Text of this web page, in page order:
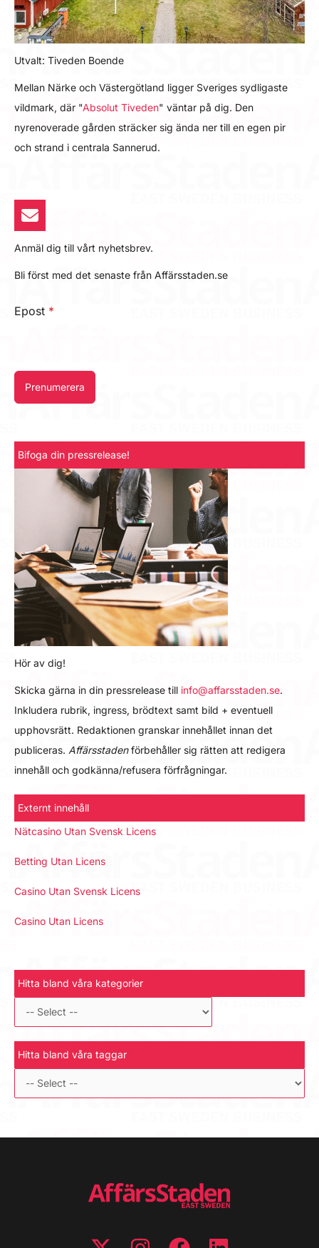
Utvalt: Tiveden Boende
Mellan Närke och Västergötland ligger Sveriges sydligaste
vildmark, där "Absolut Tiveden" väntar på dig. Den
nyrenoverade gården sträcker sig ända ner till en egen pir
och strand i centrala Sannerud.
Anmäl dig till vårt nyhetsbrev.
Bli först med det senaste från Affärsstaden.se
Epost *
Prenumerera
Bifoga din pressrelease!
Hör av dig!
Skicka gärna in din pressrelease till info@affarsstaden.se.
Inkludera rubrik, ingress, brödtext samt bild + eventuell
upphovsrätt. Redaktionen granskar innehållet innan det
publiceras. Affärsstadenförbehåller sig rätten att redigera
innehåll och godkänna/refusera förfrågningar.
Externt innehåll
Nätcasino Utan Svensk Licens
Betting Utan Licens
Casino Utan Svensk Licens
Casino Utan Licens
Hitta bland våra kategorier
Hitta bland våra taggar